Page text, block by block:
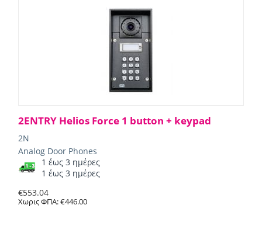
2ENTRY Helios Force 1 button + keypad
2N
Analog Door Phones
1 έως 3 ημέρες
1 έως 3 ημέρες
€553.04
Χωρις ΦΠΑ:€446.00